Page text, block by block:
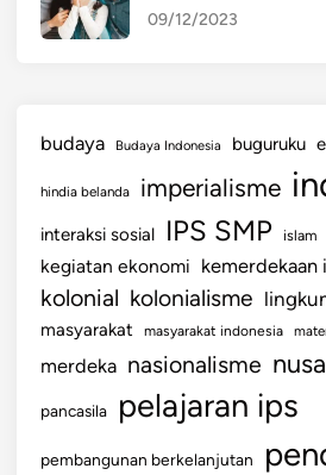
09/12/2023
budaya Budaya Indonesia buguruku
hindia belanda imperialisme
interaksi sosial IPS SMP islam
kegiatan ekonomi kemerdekaan
kolonial kolonialisme
masyarakat masyarakat indonesia
merdeka nasionalisme
pancasila pelajaran ips
pembangunan berkelanjutan